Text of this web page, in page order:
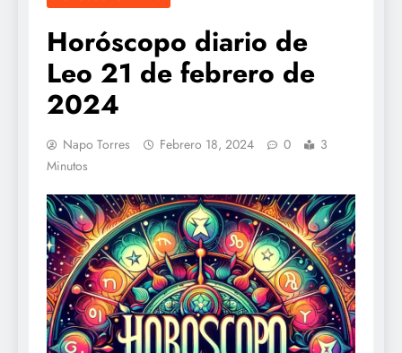
Horóscopo diario de
Leo 21 de febrero de
2024
Napo Torres Febrero 18, 2024 0
3
Minutos